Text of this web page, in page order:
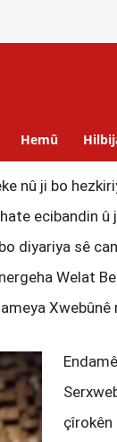
Hemû
nû ji bo
ecibandin
diyariya sê
Welat
Xwebûnê
çîrokên